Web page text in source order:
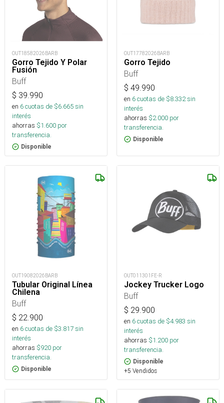
OUT18582026BARB
Gorro Tejido Y Polar
Fusión
Buff
$ 39.990
en 6cuotas de $6.665sin
interés
ahorras $1.600 por
transferencia.
Disponible
OUT17782026BARB
Gorro Tejido
Buff
$ 49.990
en 6cuotas de $8.332sin
interés
ahorras $2.000 por
transferencia.
Disponible
OUT19082026BARB
Tubular Original Línea
Chilena
Buff
$ 22.900
en 6cuotas de $3.817sin
interés
ahorras $920 por
transferencia.
Disponible
OUT011301FE-R
Jockey Trucker Logo
Buff
$ 29.900
en 6cuotas de $4.983 sin
interés
ahorras $1.200 por
transferencia.
Disponible
+5 Vendidos